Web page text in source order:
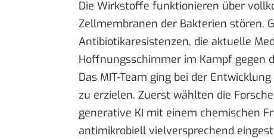
Die Wirkstoffe funktionieren über
Zellmembranen der Bakterien stören.
Antibiotikaresistenzen, die aktuelle
Hoffnungsschimmer im Kampf gegen
Das MIT-Team ging bei der
zu erzielen. Zuerst wählten die
generative KI mit einem chemischen
antimikrobiell vielversprechend